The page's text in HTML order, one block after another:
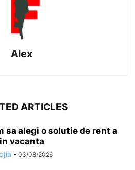
Alex
ARTICLES
sa alegi o solutie de rent a
vacanta
- 03/08/2026